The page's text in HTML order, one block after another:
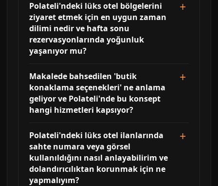
Polateli'ndeki lüks otel bölgelerini
ziyaret etmek için en uygun zaman
dilimi nedir ve hafta sonu
rezervasyonlarında yoğunluk
yaşanıyor mu?
Makalede bahsedilen 'butik
konaklama seçenekleri' ne anlama
geliyor ve Polateli'nde bu konsept
hangi hizmetleri kapsıyor?
Polateli'ndeki lüks otel ilanlarında
sahte numara veya görsel
kullanıldığını nasıl anlayabilirim ve
dolandırıcılıktan korunmak için ne
yapmalıyım?